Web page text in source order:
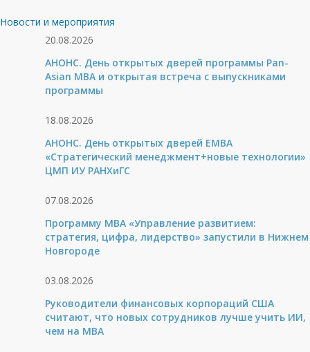
Новости и мероприятия
20.08.2026
АНОНС. День открытых дверей программы Pan-
Asian MBA и открытая встреча с выпускниками
программы
18.08.2026
АНОНС. День открытых дверей ЕМВА
«Стратегический менеджмент+новые технологии»
ЦМП ИУ РАНХиГС
07.08.2026
Программу MBA «Управление развитием:
стратегия, цифра, лидерство» запустили в Нижнем
Новгороде
03.08.2026
Руководители финансовых корпораций США
считают, что новых сотрудников лучше учить ИИ,
чем на МВА